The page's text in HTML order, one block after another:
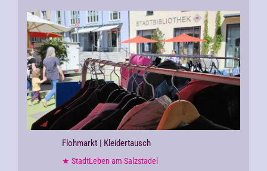
Flohmarkt | Kleidertausch
★ StadtLeben am Salzstadel